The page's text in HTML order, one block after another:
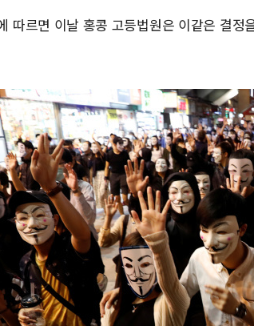
따르면 이날 홍콩 고등법원은 이같은 결